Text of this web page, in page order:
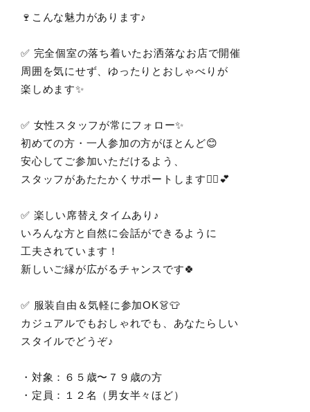
🍷こんな魅力があります♪
✅ 完全個室の落ち着いたお洒落なお店で開催
周囲を気にせず、ゆったりとおしゃべりが
楽しめます✨
✅ 女性スタッフが常にフォロー✨
初めての方・一人参加の方がほとんど😊
安心してご参加いただけるよう、
スタッフがあたたかくサポートします💁‍♀️💕
✅ 楽しい席替えタイムあり♪
いろんな方と自然に会話ができるように
工夫されています！
新しいご縁が広がるチャンスです🍀
✅ 服装自由＆気軽に参加OK👗👕
カジュアルでもおしゃれでも、あなたらしい
スタイルでどうぞ♪
・対象：６５歳〜７９歳の方
・定員：１２名（男女半々ほど）